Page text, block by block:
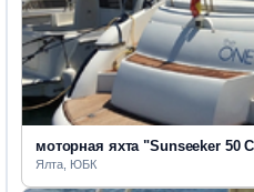
моторная яхта "Sunseeker 50
Ялта, ЮБК